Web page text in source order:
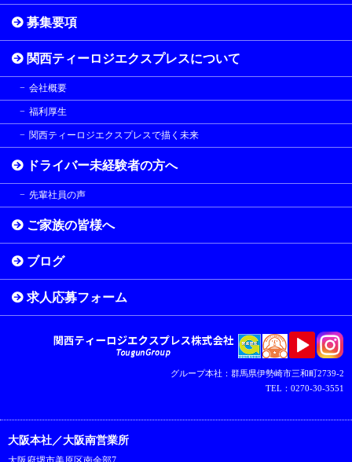
募集要項
関西ティーロジエクスプレスについて
会社概要
福利厚生
関西ティーロジエクスプレスで描く未来
ドライバー未経験者の方へ
先輩社員の声
ご家族の皆様へ
ブログ
求人応募フォーム
グループ本社：群馬県伊勢崎市三和町2739-2
TEL：0270-30-3551
大阪本社／大阪南営業所